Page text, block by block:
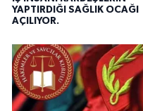
YAPTIRDIĞI SAĞLIK OCAĞI
AÇILIYOR.